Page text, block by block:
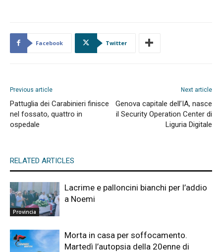
Facebook Twitter
Previous article
Pattuglia dei Carabinieri finisce
nel fossato, quattro in
ospedale
Next article
Genova capitale dell’IA, nasce
il Security Operation Center di
Liguria Digitale
RELATED ARTICLES
Provincia
Lacrime e palloncini bianchi per l’addio
a Noemi
Morta in casa per soffocamento.
Martedì l’autopsia della 20enne di